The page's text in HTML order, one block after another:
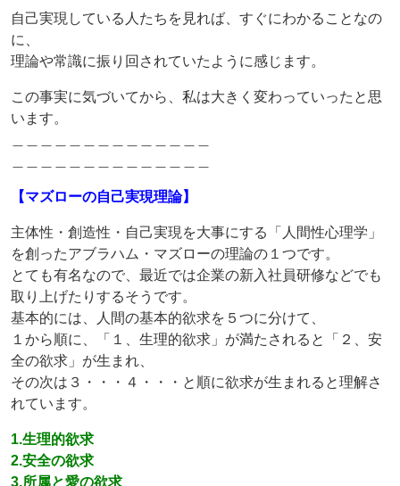
自己実現している人たちを見れば、すぐにわかることなの
に、
理論や常識に振り回されていたように感じます。
この事実に気づいてから、私は大きく変わっていったと思
います。
【マズローの自己実現理論】
主体性・創造性・自己実現を大事にする「人間性心理学」
を創ったアブラハム・マズローの理論の１つです。
とても有名なので、最近では企業の新入社員研修などでも
取り上げたりするそうです。
基本的には、人間の基本的欲求を５つに分けて、
１から順に、「１、生理的欲求」が満たされると「２、安
全の欲求」が生まれ、
その次は３・・・４・・・と順に欲求が生まれると理解さ
れています。
1.生理的欲求
2.安全の欲求
3.所属と愛の欲求